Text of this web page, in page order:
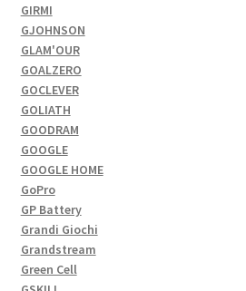
GIRMI
GJOHNSON
GLAM'OUR
GOALZERO
GOCLEVER
GOLIATH
GOODRAM
GOOGLE
GOOGLE HOME
GoPro
GP Battery
Grandi Giochi
Grandstream
Green Cell